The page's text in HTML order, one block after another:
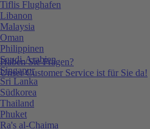
Haben Sie Fragen?
Unser Customer Service ist für Sie da!
Tiflis Flughafen
Libanon
Malaysia
Oman
Philippinen
Saudi-Arabien
Singapur
Sri Lanka
Südkorea
Thailand
Phuket
Ra's al-Chaima